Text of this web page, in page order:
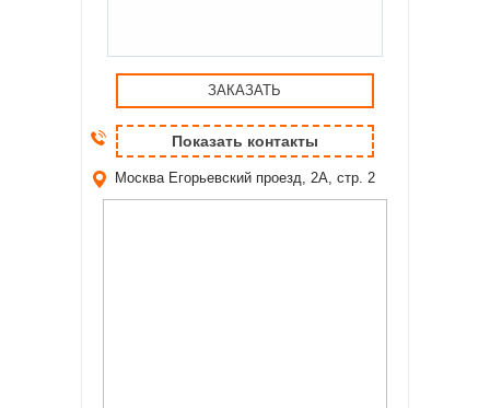
ЗАКАЗАТЬ
Показать контакты
Москва Егорьевский проезд, 2А, стр. 2